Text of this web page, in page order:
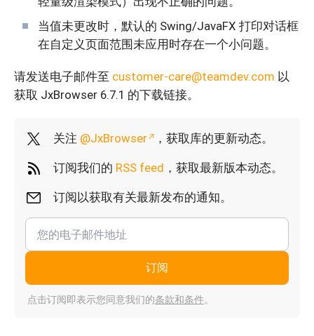
当值未更改时，默认的 Swing/JavaFX 打印对话框
在自定义页面范围未应用时存在一个小问题。
请发送电子邮件至 customer-care@teamdev.com 以
获取 JxBrowser 6.7.1 的下载链接。
关注 @JxBrowser
，获取库的更新动态。
订阅我们的 RSS feed ，获取最新版本动态。
订阅以获取有关最新发布的通知。
订阅
点击订阅即表示您同意我们的条款和条件。